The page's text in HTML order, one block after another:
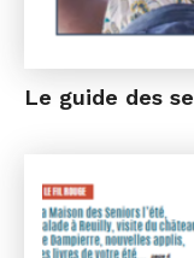
Le guide des